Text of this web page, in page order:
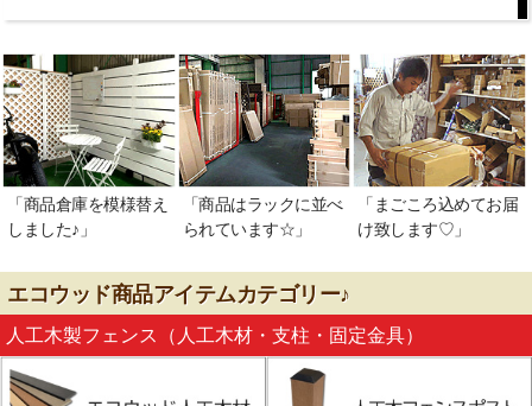
「商品倉庫を模様替え
しました♪」
「商品はラックに並べ
られています☆」
「まごころ込めてお届
け致します♡」
エコウッド商品アイテムカテゴリー♪
人工木製フェンス（人工木材・支柱・固定金具）